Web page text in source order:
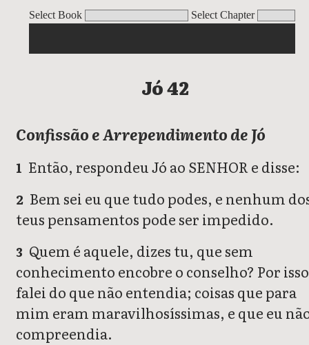
Select Book Select Chapter
Jó 42
Confissão e Arrependimento de Jó
1 Então, respondeu Jó ao SENHOR e disse:
2 Bem sei eu que tudo podes, e nenhum
teus pensamentos pode ser impedido.
3 Quem é aquele, dizes tu, que sem
conhecimento encobre o conselho? Por
falei do que não entendia; coisas que para
mim eram maravilhosíssimas, e que eu
compreendia.